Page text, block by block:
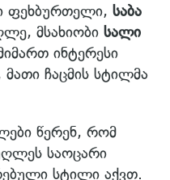
ფეხბურთელი, საბა
მსახიობი სალი
ინტერესი
ჩაცმის სტილმა
წერენ, რომ
საოცარი
სტილი აქვთ.